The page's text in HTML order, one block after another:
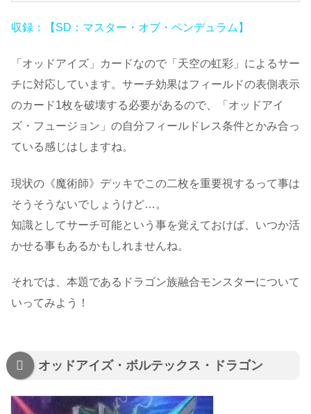
収録：【SD：マスター・オブ・ペンデュラム】
「オッドアイズ」カードなので「天空の虹彩」によるサー
チに対応しています。サーチ効果はフィールドの表側表示
のカード1枚を破壊する必要があるので、「オッドアイ
ズ・フュージョン」の自分フィールドレス条件とかみ合っ
ている感じはしますね。
現状の《魔術師》デッキでこの二枚を重要視するって事は
そうそうないでしょうけど…。
知識としてサーチ可能という事を覚えておけば、いつか活
かせる事もあるかもしれませんね。
それでは、本題であるドラゴン族融合モンスターについて
いってみよう！
オッドアイズ・ボルテックス・ドラゴン